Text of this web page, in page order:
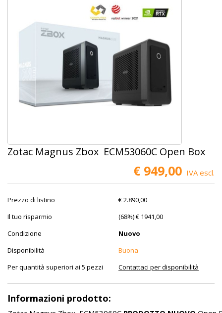
Zotac Magnus Zbox ECM53060C Open Box
€ 949,00 IVA escl.
Prezzo di listino
€ 2.890,00
Il tuo risparmio
(68%) € 1941,00
Condizione
Nuovo
Disponibilità
Buona
Per quantità superiori ai 5 pezzi
Contattaci per disponibilità
Informazioni prodotto: